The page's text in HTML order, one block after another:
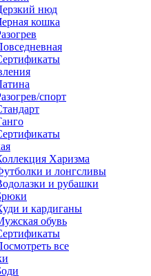
нюд
кошка
спорт
Харизма
и лонгсливы
и рубашки
и кардиганы
обувь
все